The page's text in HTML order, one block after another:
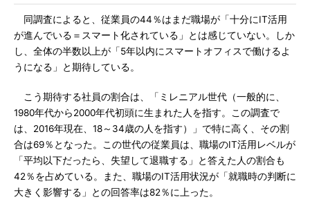
同調査によると、従業員の44％はまだ職場が「十分にIT活用
が進んでいる＝スマート化されている」とは感じていない。しか
し、全体の半数以上が「5年以内にスマートオフィスで働けるよ
うになる」と期待している。
こう期待する社員の割合は、「ミレニアル世代（一般的に、
1980年代から2000年代初頭に生まれた人を指す。この調査で
は、2016年現在、18～34歳の人を指す）」で特に高く、その割
合は69％となった。この世代の従業員は、職場のIT活用レベルが
「平均以下だったら、失望して退職する」と答えた人の割合も
42％を占めている。また、職場のIT活用状況が「就職時の判断に
大きく影響する」との回答率は82％に上った。